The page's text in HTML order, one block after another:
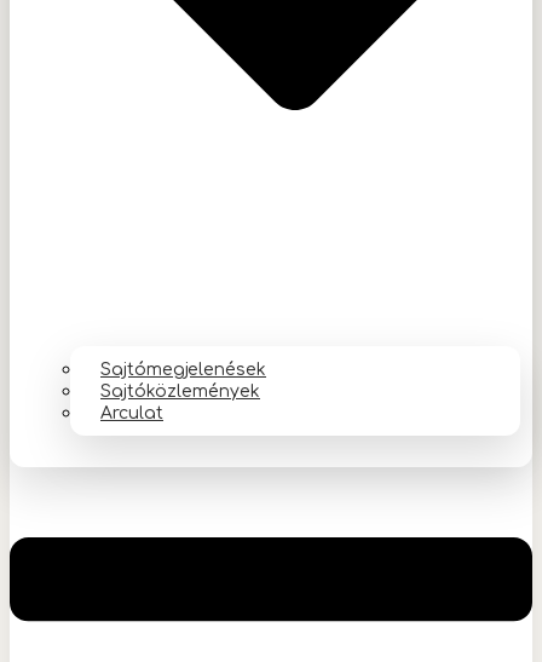
Sajtómegjelenések
Sajtóközlemények
Arculat